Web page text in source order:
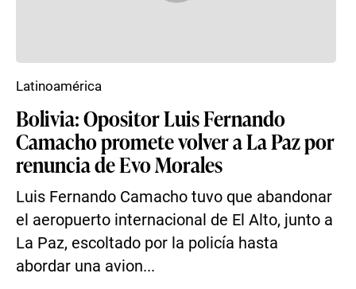
Bolivia: Opositor Luis Fernando
Camacho promete volver a La Paz por
renuncia de Evo Morales
Luis Fernando Camacho tuvo que abandonar
el aeropuerto internacional de El Alto, junto a
La Paz, escoltado por la policía hasta
abordar una avion...
Latinoamérica